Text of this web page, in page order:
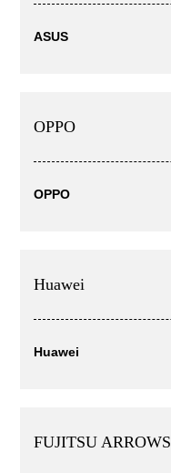
ASUS
OPPO
OPPO
Huawei
Huawei
FUJITSU ARROWS